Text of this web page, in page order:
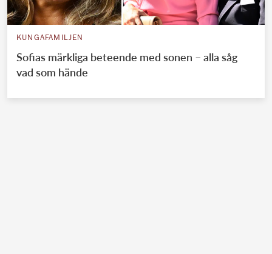
KUNGAFAMILJEN
Sofias märkliga beteende med sonen – alla såg
vad som hände